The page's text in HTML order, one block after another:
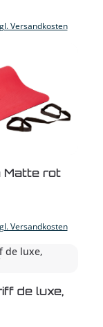
Versandkosten
Gib
Matte rot
Versandkosten
Gib
de luxe,